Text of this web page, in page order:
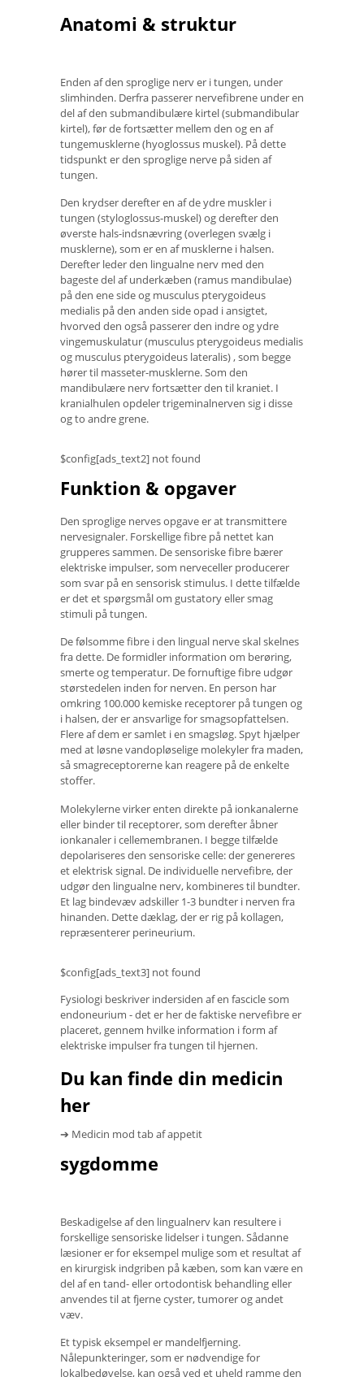
Anatomi & struktur
Enden af ​​den sproglige nerv er i tungen, under
slimhinden. Derfra passerer nervefibrene under en
del af den submandibulære kirtel (submandibular
kirtel), før de fortsætter mellem den og en af ​​
tungemusklerne (hyoglossus muskel). På dette
tidspunkt er den sproglige nerve på siden af ​​
tungen.
Den krydser derefter en af ​​de ydre muskler i
tungen (styloglossus-muskel) og derefter den
øverste hals-indsnævring (overlegen svælg i
musklerne), som er en af ​​musklerne i halsen.
Derefter leder den lingualne nerv med den
bageste del af underkæben (ramus mandibulae)
på den ene side og musculus pterygoideus
medialis på den anden side opad i ansigtet,
hvorved den også passerer den indre og ydre
vingemuskulatur (musculus pterygoideus medialis
og musculus pterygoideus lateralis) , som begge
hører til masseter-musklerne. Som den
mandibulære nerv fortsætter den til kraniet. I
kranialhulen opdeler trigeminalnerven sig i disse
og to andre grene.
$config[ads_text2] not found
Funktion & opgaver
Den sproglige nerves opgave er at transmittere
nervesignaler. Forskellige fibre på nettet kan
grupperes sammen. De sensoriske fibre bærer
elektriske impulser, som nerveceller producerer
som svar på en sensorisk stimulus. I dette tilfælde
er det et spørgsmål om gustatory eller smag
stimuli på tungen.
De følsomme fibre i den lingual nerve skal skelnes
fra dette. De formidler information om berøring,
smerte og temperatur. De fornuftige fibre udgør
størstedelen inden for nerven. En person har
omkring 100.000 kemiske receptorer på tungen og
i halsen, der er ansvarlige for smagsopfattelsen.
Flere af dem er samlet i en smagsløg. Spyt hjælper
med at løsne vandopløselige molekyler fra maden,
så smagreceptorerne kan reagere på de enkelte
stoffer.
Molekylerne virker enten direkte på ionkanalerne
eller binder til receptorer, som derefter åbner
ionkanaler i cellemembranen. I begge tilfælde
depolariseres den sensoriske celle: der genereres
et elektrisk signal. De individuelle nervefibre, der
udgør den lingualne nerv, kombineres til bundter.
Et lag bindevæv adskiller 1-3 bundter i nerven fra
hinanden. Dette dæklag, der er rig på kollagen,
repræsenterer perineurium.
$config[ads_text3] not found
Fysiologi beskriver indersiden af ​​en fascicle som
endoneurium - det er her de faktiske nervefibre er
placeret, gennem hvilke information i form af
elektriske impulser fra tungen til hjernen.
Du kan finde din medicin
her
➔ Medicin mod tab af appetit
sygdomme
Beskadigelse af den lingualnerv kan resultere i
forskellige sensoriske lidelser i tungen. Sådanne
læsioner er for eksempel mulige som et resultat af
en kirurgisk indgriben på kæben, som kan være en
del af en tand- eller ortodontisk behandling eller
anvendes til at fjerne cyster, tumorer og andet
væv.
Et typisk eksempel er mandelfjerning.
Nålepunkteringer, som er nødvendige for
lokalbedøvelse, kan også ved et uheld ramme den